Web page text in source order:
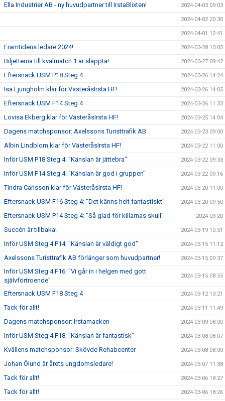
Ella Industrier AB - ny huvudpartner till IrstaBlixten! 2024-04-03 09:03
2024-04-02 20:30
2024-04-01 12:41
Framtidens ledare 2024! 2024-03-28 10:05
Biljetterna till kvalmatch 1 är släppta! 2024-03-27 09:42
Eftersnack USM P18 Steg 4 2024-03-26 14:24
Isa Ljungholm klar för VästeråsIrsta HF! 2024-03-26 14:05
Eftersnack USM F14 Steg 4 2024-03-26 11:33
Lovisa Ekberg klar för VästeråsIrsta HF! 2024-03-25 14:04
Dagens matchsponsor: Axelssons Turisttrafik AB 2024-03-23 09:00
Albin Lindblom klar för VästeråsIrsta HF! 2024-03-22 11:00
Inför USM P18 Steg 4: "Känslan är jättebra" 2024-03-22 09:33
Inför USM F14 Steg 4: "Känslan är god i gruppen" 2024-03-22 09:16
Tindra Carlsson klar för VästeråsIrsta HF! 2024-03-20 11:00
Eftersnack USM F16 Steg 4: "Det känns helt fantastiskt" 2024-03-20 09:50
Eftersnack USM P14 Steg 4: "Så glad för killarnas skull" 2024-03-20
Succén är tillbaka! 2024-03-19 10:51
Inför USM Steg 4 P14: "Känslan är väldigt god" 2024-03-15 11:12
Axelssons Turisttrafik AB förlänger som huvudpartner! 2024-03-15 09:37
Inför USM Steg 4 F16: "Vi går in i helgen med gott
självförtroende"
2024-03-15 08:55
Eftersnack USM F18 Steg 4 2024-03-12 13:21
Tack för allt! 2024-03-11 11:49
Dagens matchsponsor: Irstamacken 2024-03-09 08:00
Inför USM Steg 4 F18: "Känslan är fantastisk" 2024-03-08 08:07
Kvällens matchsponsor: Skövde Rehabcenter 2024-03-08 08:00
Johan Ölund är årets ungdomsledare! 2024-03-07 11:38
Tack för allt! 2024-03-06 18:27
Tack för allt! 2024-03-06 18:26